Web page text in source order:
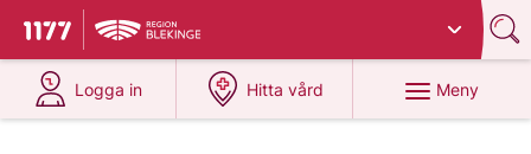
Till startsidan för 1177
Du har valt region
Logga in
på 1177.se
Hitta vård
på 1177.se
Meny